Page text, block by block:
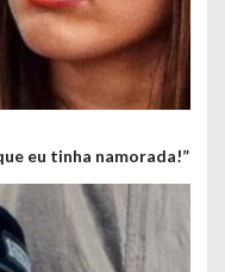
eu tinha namorada!”